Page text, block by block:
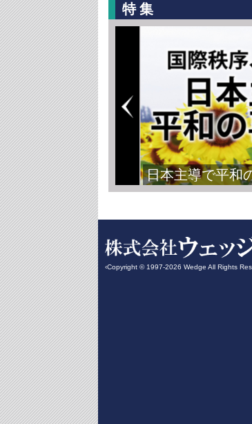
特集
日本主導で平和
‹Copyright © 1997-2026 Wedge All Rights